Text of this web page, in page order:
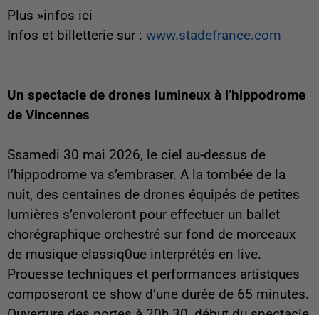
Plus »infos ici
Infos et billetterie sur : www.stadefrance.com
Un spectacle de drones lumineux à l’hippodrome
de Vincennes
Ssamedi 30 mai 2026, le ciel au-dessus de
l’hippodrome va s’embraser. A la tombée de la
nuit, des centaines de drones équipés de petites
lumières s’envoleront pour effectuer un ballet
chorégraphique orchestré sur fond de morceaux
de musique classiq0ue interprétés en live.
Prouesse techniques et performances artistques
composeront ce show d’une durée de 65 minutes.